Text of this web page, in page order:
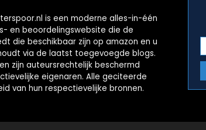
is een moderne alles-in-één
en beoordelingswebsite die de
die beschikbaar zijn op amazon en u
via de laatst toegevoegde blogs.
zijn auteursrechtelijk beschermd
eigenaren. Alle geciteerde
van hun respectievelijke bronnen.